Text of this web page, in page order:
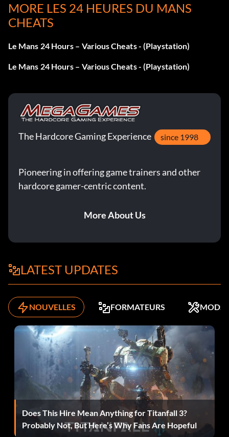
Codes avec l'aimable autorisation de
MORE LES 24 HEURES DU MANS
CHEATS
Le Mans 24 Hours – Various Cheats - (Playstation)
Le Mans 24 Hours – Various Cheats - (Playstation)
The Hardcore Gaming Experience since 1998
Pioneering in offering game trainers and other
hardcore gamer-centric content.
More About Us
LATEST UPDATES
NOUVELLES FORMATEURS MODS
Does This Hire Mean Anything for Titanfall 3?
Probably Not, But Here’s Why Fans Are Hopeful